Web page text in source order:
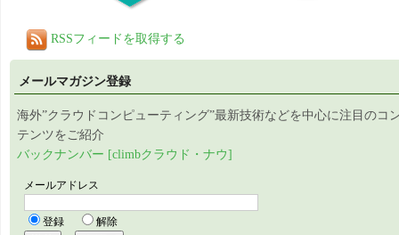
RSSフィードを取得する
メールマガジン登録
海外”クラウドコンピューティング”最新技術などを中心に注目のコ
テンツをご紹介
バックナンバー [climbクラウド・ナウ]